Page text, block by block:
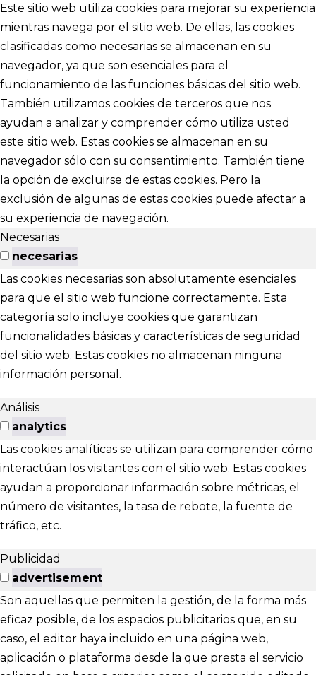
Este sitio web utiliza cookies para mejorar su experiencia
mientras navega por el sitio web. De ellas, las cookies
clasificadas como necesarias se almacenan en su
navegador, ya que son esenciales para el
funcionamiento de las funciones básicas del sitio web.
También utilizamos cookies de terceros que nos
ayudan a analizar y comprender cómo utiliza usted
este sitio web. Estas cookies se almacenan en su
navegador sólo con su consentimiento. También tiene
la opción de excluirse de estas cookies. Pero la
exclusión de algunas de estas cookies puede afectar a
su experiencia de navegación.
Necesarias
necesarias
Las cookies necesarias son absolutamente esenciales
para que el sitio web funcione correctamente. Esta
categoría solo incluye cookies que garantizan
funcionalidades básicas y características de seguridad
del sitio web. Estas cookies no almacenan ninguna
información personal.
Análisis
analytics
Las cookies analíticas se utilizan para comprender cómo
interactúan los visitantes con el sitio web. Estas cookies
ayudan a proporcionar información sobre métricas, el
número de visitantes, la tasa de rebote, la fuente de
tráfico, etc.
Publicidad
advertisement
Son aquellas que permiten la gestión, de la forma más
eficaz posible, de los espacios publicitarios que, en su
caso, el editor haya incluido en una página web,
aplicación o plataforma desde la que presta el servicio